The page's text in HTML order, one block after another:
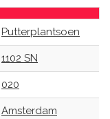
Putterplantsoen
1102 SN
020
Amsterdam